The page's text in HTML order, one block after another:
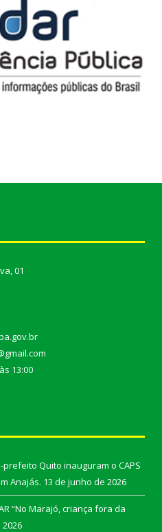
01
13:00
Quito inauguram o CAPS
Anajás. 13 de junho de 2026
“No Marajó, criança fora da